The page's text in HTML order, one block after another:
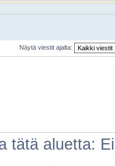
Näytä viestit ajalta:
tätä aluetta: